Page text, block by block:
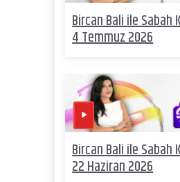
Bircan Bali ile Sabah
4 Temmuz 2026
Bircan Bali ile Sabah
22 Haziran 2026